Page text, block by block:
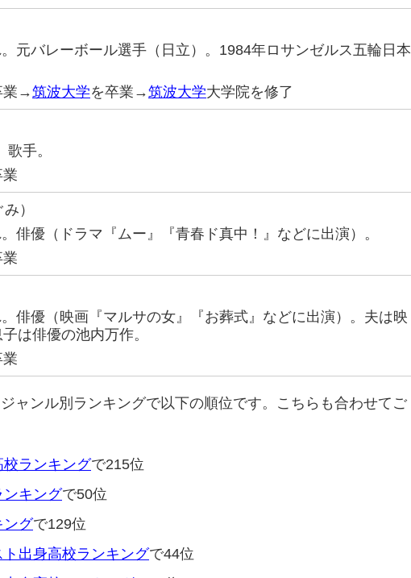
元バレーボール選手（日立）。1984年ロサンゼルス五輪日本
業→筑波大学を卒業→筑波大学大学院を修了
手。
）
俳優（ドラマ『ムー』『青春ド真中！』などに出演）。
俳優（映画『マルサの女』『お葬式』などに出演）。夫は映
は俳優の池内万作。
ャンル別ランキングで以下の順位です。こちらも合わせてご
ランキングで215位
ンキングで50位
ングで129位
出身高校ランキングで44位